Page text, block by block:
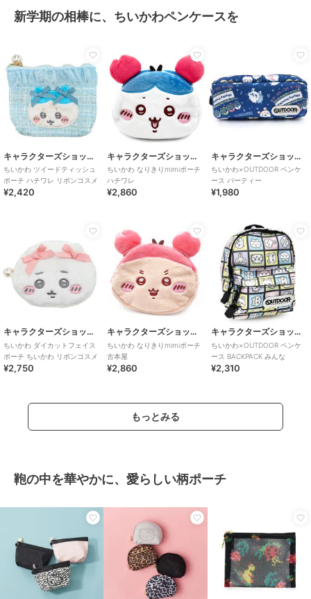
新学期の相棒に、ちいかわペンケースを
キャラクターズショップ ラフラフ
ちいかわ ツイードティッシュ
ポーチ ハチワレ リボンコスメ
¥2,420
キャラクターズショップ ラフラフ
ちいかわ なりきりmimiポーチ
ハチワレ
¥2,860
キャラクターズショップ ラフラフ
ちいかわ×OUTDOOR ペンケ
ース パーティー
¥1,980
キャラクターズショップ ラフラフ
ちいかわ ダイカットフェイス
ポーチ ちいかわ リボンコスメ
¥2,750
キャラクターズショップ ラフラフ
ちいかわ なりきりmimiポーチ
古本屋
¥2,860
キャラクターズショップ ラフラフ
ちいかわ×OUTDOOR ペンケ
ース BACKPACK みんな
¥2,310
もっとみる
鞄の中を華やかに、愛らしい柄ポーチ